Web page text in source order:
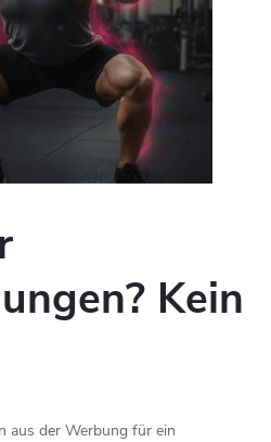
Kein
aus der Werbung für ein